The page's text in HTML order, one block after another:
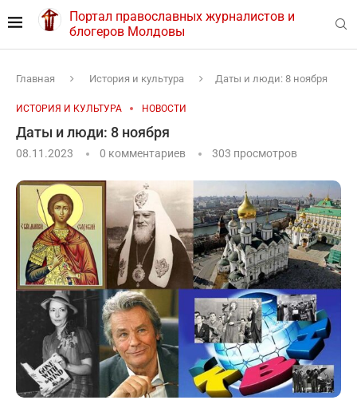
Портал православных журналистов и
блогеров Молдовы
Главная История и культура Даты и люди: 8 ноября
ИСТОРИЯ И КУЛЬТУРА НОВОСТИ
Даты и люди: 8 ноября
08.11.2023 0 комментариев 303 просмотров